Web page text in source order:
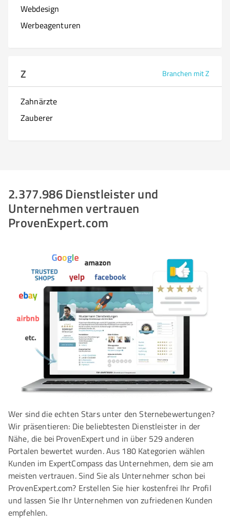
Webdesign
Werbeagenturen
Z Branchen mit Z
Zahnärzte
Zauberer
2.377.986 Dienstleister und
Unternehmen vertrauen
ProvenExpert.com
Wer sind die echten Stars unter den Sternebewertungen?
Wir präsentieren: Die beliebtesten Dienstleister in der
Nähe, die bei ProvenExpert und in über 529 anderen
Portalen bewertet wurden. Aus 180 Kategorien wählen
Kunden im ExpertCompass das Unternehmen, dem sie am
meisten vertrauen. Sind Sie als Unternehmer schon bei
ProvenExpert.com? Erstellen Sie hier kostenfrei Ihr Profil
und lassen Sie Ihr Unternehmen von zufriedenen Kunden
empfehlen.